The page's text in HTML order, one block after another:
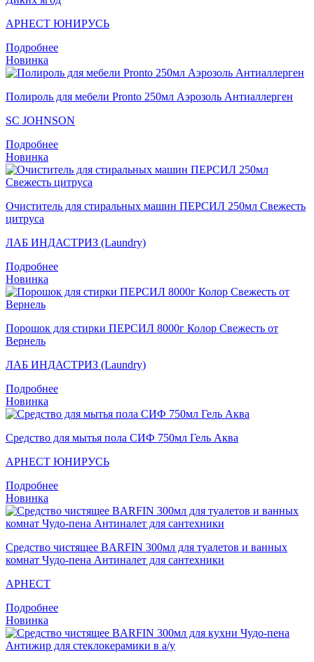
АРНЕСТ ЮНИРУСЬ
Подробнее
Новинка
Полироль для мебели Pronto 250мл Аэрозоль Антиаллерген
SC JOHNSON
Подробнее
Новинка
Очиститель для стиральных машин ПЕРСИЛ 250мл Свежесть
цитруса
ЛАБ ИНДАСТРИЗ (Laundry)
Подробнее
Новинка
Порошок для стирки ПЕРСИЛ 8000г Колор Свежесть от
Вернель
ЛАБ ИНДАСТРИЗ (Laundry)
Подробнее
Новинка
Средство для мытья пола СИФ 750мл Гель Аква
АРНЕСТ ЮНИРУСЬ
Подробнее
Новинка
Средство чистящее BARFIN 300мл для туалетов и ванных
комнат Чудо-пена Антиналет для сантехники
АРНЕСТ
Подробнее
Новинка